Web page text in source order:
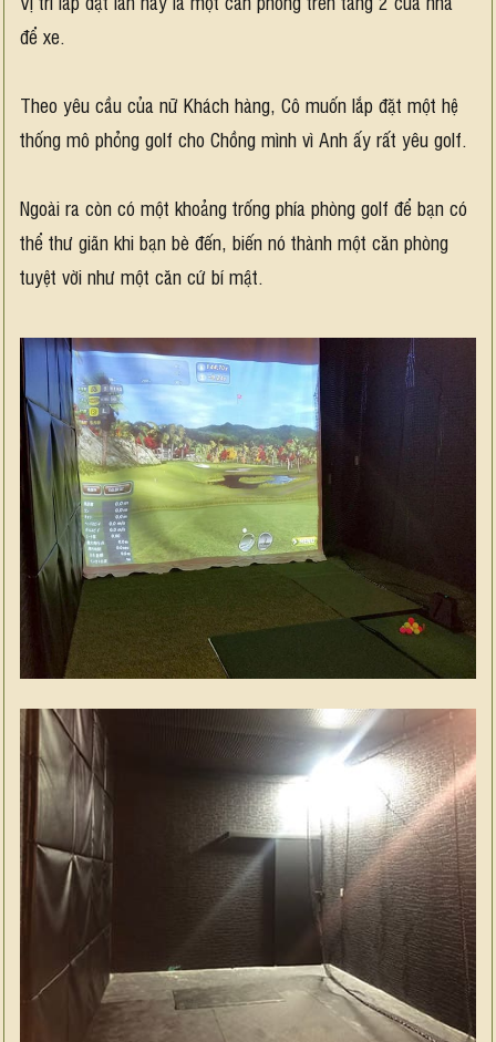
để xe.
Theo yêu cầu của nữ Khách hàng, Cô muốn lắp đặt một hệ
thống mô phỏng golf cho Chồng mình vì Anh ấy rất yêu golf.
Ngoài ra còn có một khoảng trống phía phòng golf để bạn có
thể thư giãn khi bạn bè đến, biến nó thành một căn phòng
tuyệt vời như một căn cứ bí mật.